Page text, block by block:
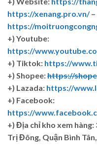
https://xenang.pro.vn/–
https://
+) Youtube:
https://
+) Tiktok: https://
+) Shopee:https://
+) Lazada: https://
+) Facebook:
https://
+) Địa chỉ kho xem hàng:
Trị Đông, Quận Bình